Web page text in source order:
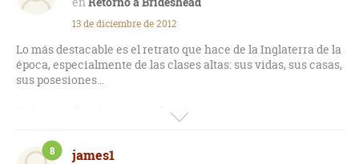
13 de diciembre de 2012
Lo más destacable es el retrato que hace de la Inglaterra de la
época, especialmente de las clases altas: sus vidas, sus casas,
sus posesiones...
En la actualidad quizá resulta algo monótona o
excesivamente larga si no se tiene un interés especial en la
época, aunque es un libro entretenido que se deja leer.
james1
8